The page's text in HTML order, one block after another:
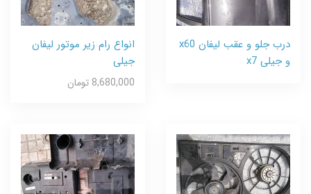
درب جلو و عقب لیفان x60
و جیلی x7
انواع رام زیر موتور لیفان
جیلی
8,680,000 تومان